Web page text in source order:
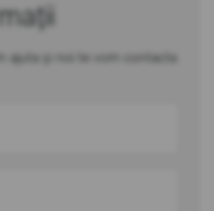
ajuta și noi te vom contacta